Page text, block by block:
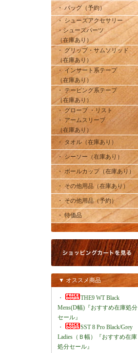
・ バッグ（予約）
・ シューズアクセサリー
・シューズパーツ
（在庫あり）
・ グリップ・サムソリッド
（在庫あり）
・ インサート系テープ
（在庫あり）
・ テーピング系テープ
（在庫あり）
・ グローブ ・リスト
・ アームスリーブ
（在庫あり）
・ タオル（在庫あり）
・ シーソー（在庫あり）
・ ボールカップ（在庫あり）
・ その他用品（在庫あり）
・ その他用品（予約）
・ 特価品
▼ オススメ商品
・
THE9 WT Black
Mens(D幅)『おすすめ在庫処分
セール』
・
SST 8 Pro Black/Grey
Ladies（Ｂ幅）『おすすめ在庫
処分セール』